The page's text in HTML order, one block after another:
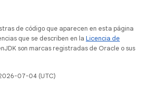
de código que aparecen en esta página
que se describen en la Licencia de
son marcas registradas de Oracle o sus
07-04 (UTC)